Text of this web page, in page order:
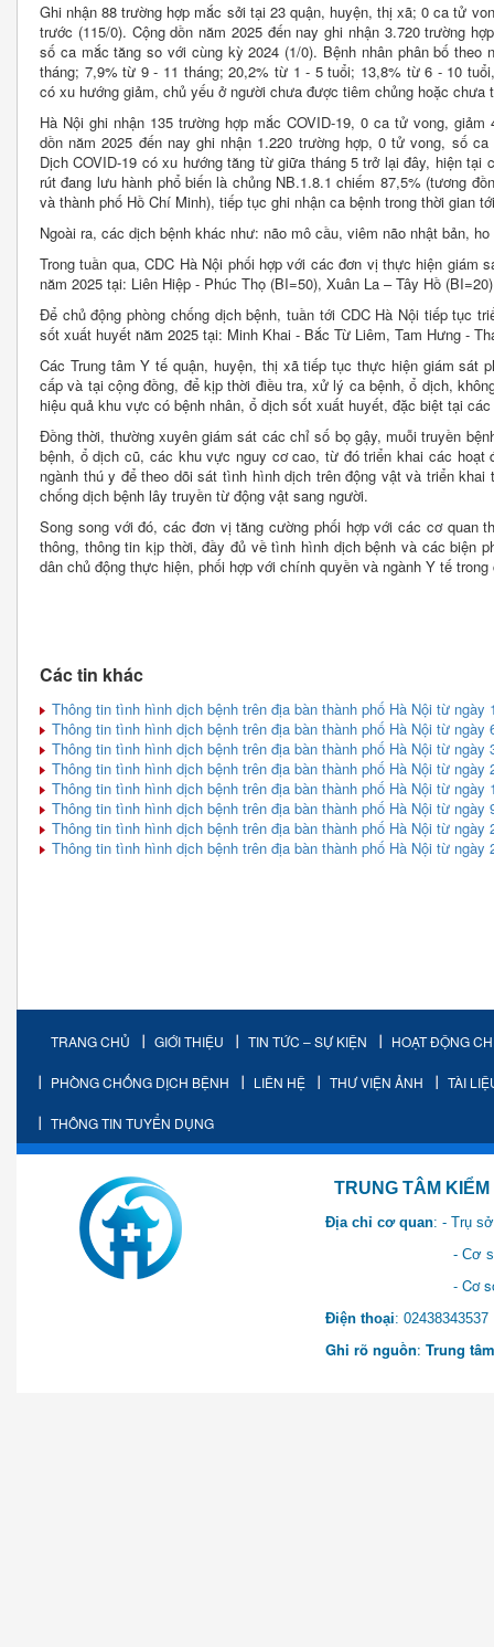
Ghi nhận 88 trường hợp mắc sởi tại 23 quận, huyện, thị xã; 0 ca tử
trước (115/0). Cộng dồn năm 2025 đến nay ghi nhận 3.720 trường
số ca mắc tăng so với cùng kỳ 2024 (1/0). Bệnh nhân phân bố theo
tháng; 7,9% từ 9 - 11 tháng; 20,2% từ 1 - 5 tuổi; 13,8% từ 6 - 10
có xu hướng giảm, chủ yếu ở người chưa được tiêm chủng hoặc chưa
Hà Nội ghi nhận 135 trường hợp mắc COVID-19, 0 ca tử vong,
dồn năm 2025 đến nay ghi nhận 1.220 trường hợp, 0 tử vong, số
Dịch COVID-19 có xu hướng tăng từ giữa tháng 5 trở lại đây, hiện
rút đang lưu hành phổ biến là chủng NB.1.8.1 chiếm 87,5% (tương
và thành phố Hồ Chí Minh), tiếp tục ghi nhận ca bệnh trong thời gian
Ngoài ra, các dịch bệnh khác như: não mô cầu, viêm não nhật bản,
Trong tuần qua, CDC Hà Nội phối hợp với các đơn vị thực hiện
năm 2025 tại: Liên Hiệp - Phúc Thọ (BI=50), Xuân La – Tây Hồ
Để chủ động phòng chống dịch bệnh, tuần tới CDC Hà Nội tiếp tục
sốt xuất huyết năm 2025 tại: Minh Khai - Bắc Từ Liêm, Tam Hưng -
Các Trung tâm Y tế quận, huyện, thị xã tiếp tục thực hiện giám sát
cấp và tại cộng đồng, để kịp thời điều tra, xử lý ca bệnh, ổ dịch,
hiệu quả khu vực có bệnh nhân, ổ dịch sốt xuất huyết, đặc biệt tại
Đồng thời, thường xuyên giám sát các chỉ số bọ gậy, muỗi truyền
bệnh, ổ dịch cũ, các khu vực nguy cơ cao, từ đó triển khai các hoạt
ngành thú y để theo dõi sát tình hình dịch trên động vật và triển
chống dịch bệnh lây truyền từ động vật sang người.
Song song với đó, các đơn vị tăng cường phối hợp với các cơ quan
thông, thông tin kịp thời, đầy đủ về tình hình dịch bệnh và các biện
dân chủ động thực hiện, phối hợp với chính quyền và ngành Y tế
Các tin khác
Thông tin tình hình dịch bệnh trên địa bàn thành phố Hà Nội từ ngày
Thông tin tình hình dịch bệnh trên địa bàn thành phố Hà Nội từ ngày
Thông tin tình hình dịch bệnh trên địa bàn thành phố Hà Nội từ ngày
Thông tin tình hình dịch bệnh trên địa bàn thành phố Hà Nội từ ngày
Thông tin tình hình dịch bệnh trên địa bàn thành phố Hà Nội từ ngày
Thông tin tình hình dịch bệnh trên địa bàn thành phố Hà Nội từ ngày
Thông tin tình hình dịch bệnh trên địa bàn thành phố Hà Nội từ ngày
Thông tin tình hình dịch bệnh trên địa bàn thành phố Hà Nội từ ngày
TRANG CHỦ GIỚI THIỆU TIN TỨC – SỰ KIỆN HOẠT ĐỘNG
PHÒNG CHỐNG DỊCH BỆNH LIÊN HỆ THƯ VIỆN ẢNH TÀI
THÔNG TIN TUYỂN DỤNG
TRUNG TÂM KIỂM SOÁT
Địa chỉ cơ quan: - Trụ
- Cơ sở 2: Khu Hành
- Cơ sở 3: Số 1 Ngõ 2
Điện thoại:
Ghi rõ nguồn: Trung